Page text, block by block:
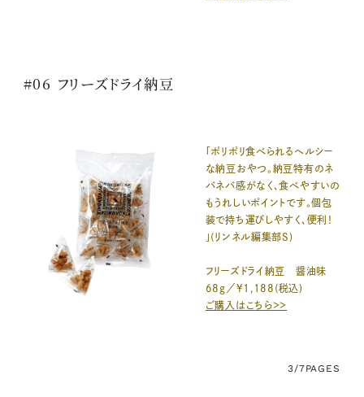
#06 フリーズドライ納豆
「ポリポリ食べられるヘルシー
な納豆おやつ。納豆特有のネ
バネバ感がなく、食べやすいの
もうれしいポイントです。個包
装で持ち運びしやすく、便利！
」(リンネル編集部S)
フリーズドライ納豆 醤油味
68g／¥1,188(税込)
ご購入はこちら＞＞
3/7PAGES